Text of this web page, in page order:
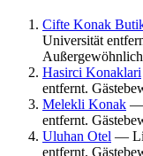
Cifte Konak
Universität
Hasirci Konaklari
entfernt.
Melekli Konak —
entfernt.
Uluhan Otel —
entfernt.